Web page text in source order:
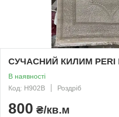
СУЧАСНИЙ КИЛИМ
В наявності
Код: H902B
Роздріб
800 ₴/кв.м